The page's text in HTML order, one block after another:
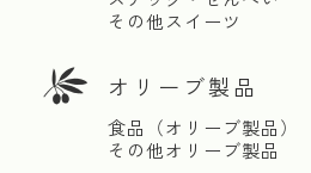
その他スイーツ
オリーブ製品
食品（オリーブ製品）
その他オリーブ製品